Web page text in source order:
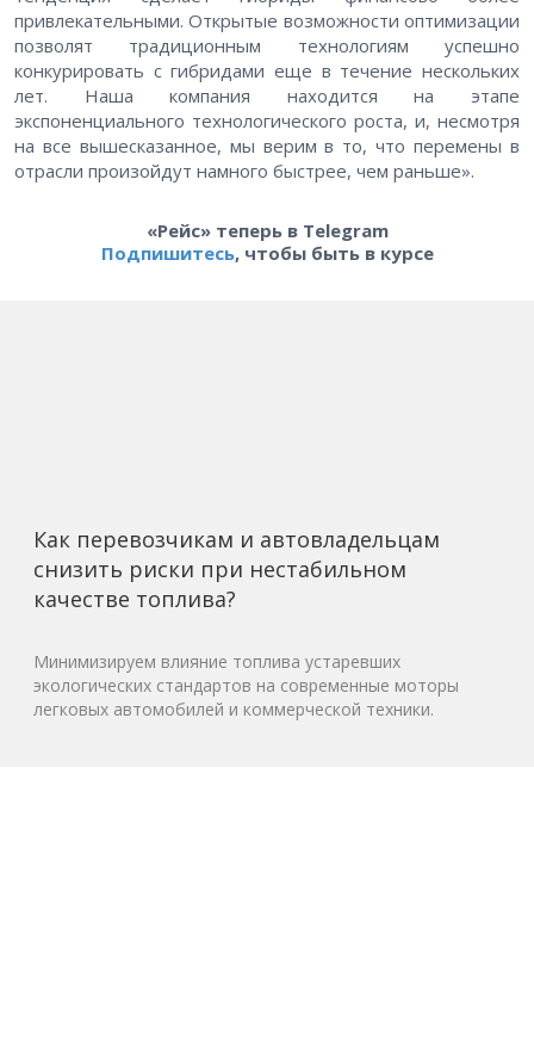
привлекательными. Открытые возможности оптимизации
позволят традиционным технологиям успешно
конкурировать с гибридами еще в течение нескольких
лет. Наша компания находится на этапе
экспоненциального технологического роста, и, несмотря
на все вышесказанное, мы верим в то, что перемены в
отрасли произойдут намного быстрее, чем раньше».
«Рейс» теперь в Telegram
Подпишитесь, чтобы быть в курсе
Как перевозчикам и автовладельцам
снизить риски при нестабильном
качестве топлива?
Минимизируем влияние топлива устаревших
экологических стандартов на современные моторы
легковых автомобилей и коммерческой техники.